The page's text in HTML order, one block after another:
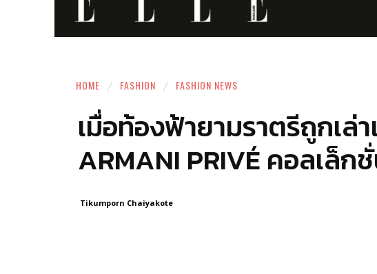
HOME FASHION FASHION NEWS
เมื่อท้องฟ้ายามราตรีถูกเล่า
ARMANI PRIVÉ คอลเล็ก
Tikumporn Chaiyakote